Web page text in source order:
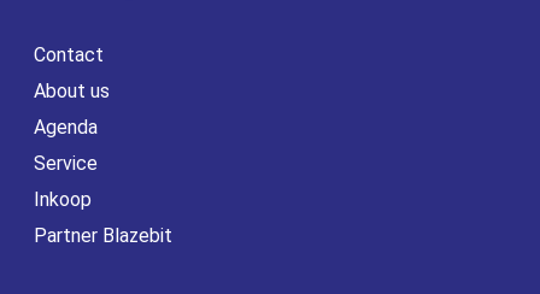
Contact
About us
Agenda
Service
Inkoop
Partner Blazebit